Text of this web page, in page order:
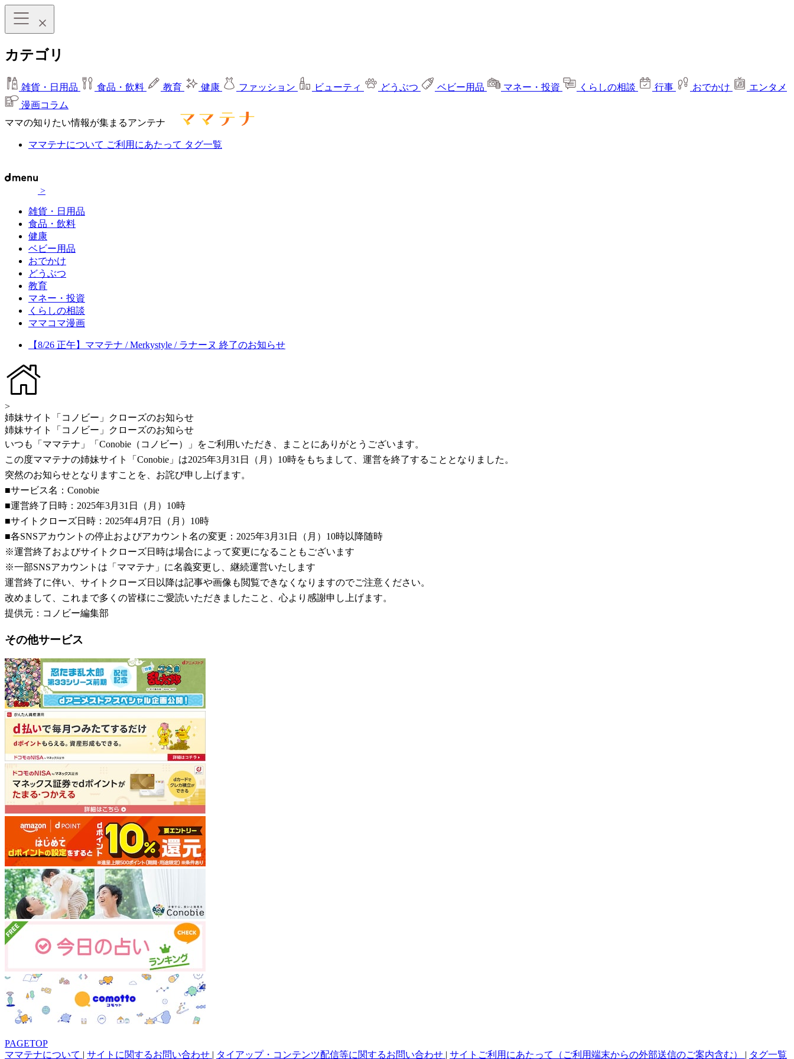
カテゴリ
雑貨・日用品 食品・飲料 教育 健康 ファッション ビューティ どうぶつ ベビー用品 マネー・投資 くらしの相談 行事 おでかけ
エンタメ
漫画コラム
ママの知りたい情報が集まるアンテナ
ママテナについて ご利用にあたって タグ一覧
>
雑貨・日用品
食品・飲料
健康
ベビー用品
おでかけ
どうぶつ
教育
マネー・投資
くらしの相談
ママコマ漫画
【8/26 正午】ママテナ / Merkystyle / ラナーヌ 終了のお知らせ
>
姉妹サイト「コノビー」クローズのお知らせ
姉妹サイト「コノビー」クローズのお知らせ
いつも「ママテナ」「Conobie（コノビー）」をご利用いただき、まことにありがとうございます。
この度ママテナの姉妹サイト「Conobie」は2025年3月31日（月）10時をもちまして、運営を終了することとなりました。
突然のお知らせとなりますことを、お詫び申し上げます。
■サービス名：Conobie
■運営終了日時：2025年3月31日（月）10時
■サイトクローズ日時：2025年4月7日（月）10時
■各SNSアカウントの停止およびアカウント名の変更：2025年3月31日（月）10時以降随時
※運営終了およびサイトクローズ日時は場合によって変更になることもございます
※一部SNSアカウントは「ママテナ」に名義変更し、継続運営いたします
運営終了に伴い、サイトクローズ日以降は記事や画像も閲覧できなくなりますのでご注意ください。
改めまして、これまで多くの皆様にご愛読いただきましたこと、心より感謝申し上げます。
提供元：コノビー編集部
その他サービス
PAGETOP
ママテナについて | サイトに関するお問い合わせ | タイアップ・コンテンツ配信等に関するお問い合わせ | サイトご利用にあたって（ご利用端末からの外部送信のご案内含む） | タグ一覧